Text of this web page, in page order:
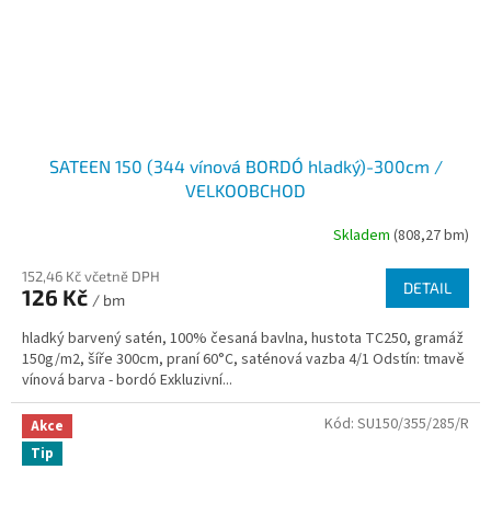
SATEEN 150 (344 vínová BORDÓ hladký)-300cm /
VELKOOBCHOD
Skladem (808,27 bm)
152,46 Kč včetně DPH
126 Kč / bm
DETAIL
hladký barvený satén, 100% česaná bavlna, hustota TC250, gramáž
150g/m2, šíře 300cm, praní 60°C, saténová vazba 4/1 Odstín: tmavě
vínová barva - bordó Exkluzivní...
Akce
Tip
Kód: SU150/355/285/R